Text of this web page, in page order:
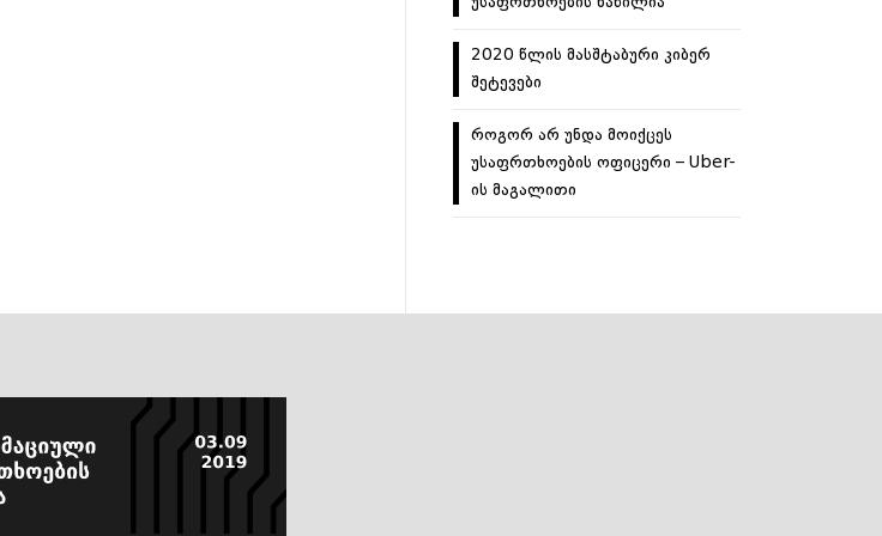
2020 წლის მასშტაბური კიბერ
შეტევები
როგორ არ უნდა მოიქცეს
უსაფრთხოების ოფიცერი – Uber-
ის მაგალითი